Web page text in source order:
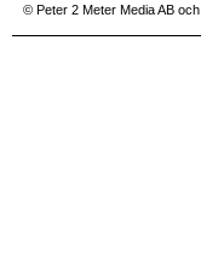
© Peter 2 Meter Media AB